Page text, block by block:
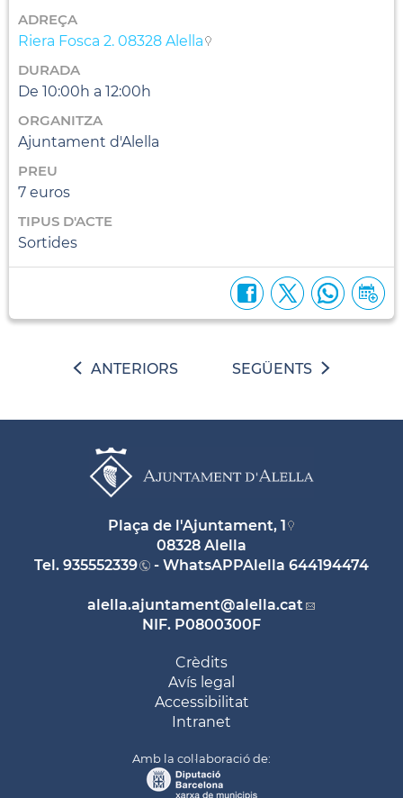
ADREÇA
Riera Fosca 2. 08328 Alella
DURADA
De 10:00h a 12:00h
ORGANITZA
Ajuntament d'Alella
PREU
7 euros
TIPUS D'ACTE
Sortides
ANTERIORS SEGÜENTS
Plaça de l'Ajuntament, 1
08328 Alella
Tel. 935552339 - WhatsAPPAlella 644194474
alella.ajuntament@alella.cat
NIF. P0800300F
Crèdits
Avís legal
Accessibilitat
Intranet
Amb la col·laboració de: